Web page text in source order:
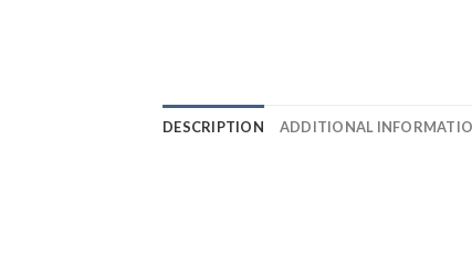
DESCRIPTION ADDITIONAL